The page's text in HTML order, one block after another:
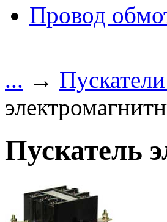
Провод
... →
Пускатель